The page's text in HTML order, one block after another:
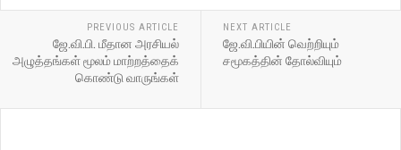
PREVIOUS ARTICLE
ஜே.வி.பி. மீதான அரசியல்
அழுத்தங்கள் மூலம் மாற்றத்தைக்
கொண்டு வாருங்கள்
NEXT ARTICLE
ஜே.வி.பியின் வெற்றியும்
சமூகத்தின் தோல்வியும்